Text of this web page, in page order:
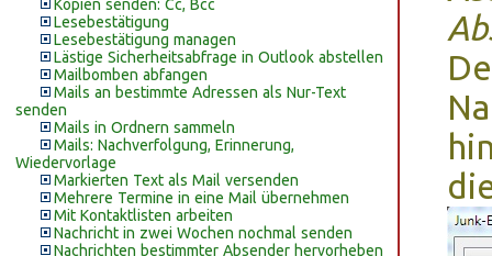
Kopien senden: Cc, Bcc
Lesebestätigung
Lesebestätigung managen
Lästige Sicherheitsabfrage in Outlook abstellen
Mailbomben abfangen
Mails an bestimmte Adressen als Nur-Text
senden
Mails in Ordnern sammeln
Mails: Nachverfolgung, Erinnerung,
Wiedervorlage
Markierten Text als Mail versenden
Mehrere Termine in eine Mail übernehmen
Mit Kontaktlisten arbeiten
Nachricht in zwei Wochen nochmal senden
Nachrichten bestimmter Absender hervorheben